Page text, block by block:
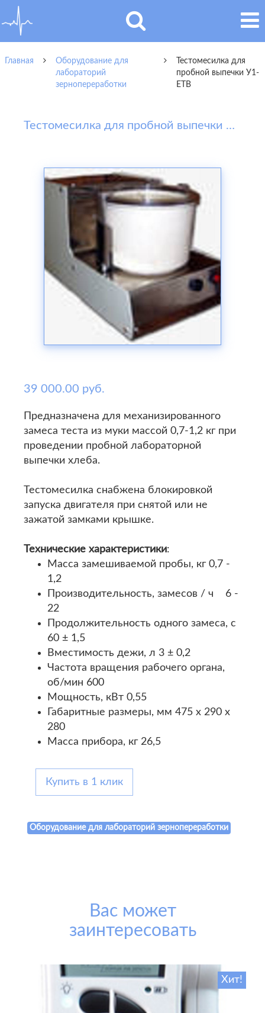
Главная
Оборудование для
лабораторий
зернопереработки
Тестомесилка для
пробной выпечки У1-
ЕТВ
Тестомесилка для пробной выпечки У1-ЕТВ
39 000.00 руб.
Предназначена для механизированного
замеса теста из муки массой 0,7-1,2 кг при
проведении пробной лабораторной
выпечки хлеба.
Тестомесилка снабжена блокировкой
запуска двигателя при снятой или не
зажатой замками крышке.
Технические характеристики:
Масса замешиваемой пробы, кг 0,7 -
1,2
Производительность, замесов / ч 6 -
22
Продолжительность одного замеса, с
60 ± 1,5
Вместимость дежи, л 3 ± 0,2
Частота вращения рабочего органа,
об/мин 600
Мощность, кВт 0,55
Габаритные размеры, мм 475 х 290 х
280
Масса прибора, кг 26,5
Купить в 1 клик
Оборудование для лабораторий зернопереработки
Вас может
заинтересовать
Хит!